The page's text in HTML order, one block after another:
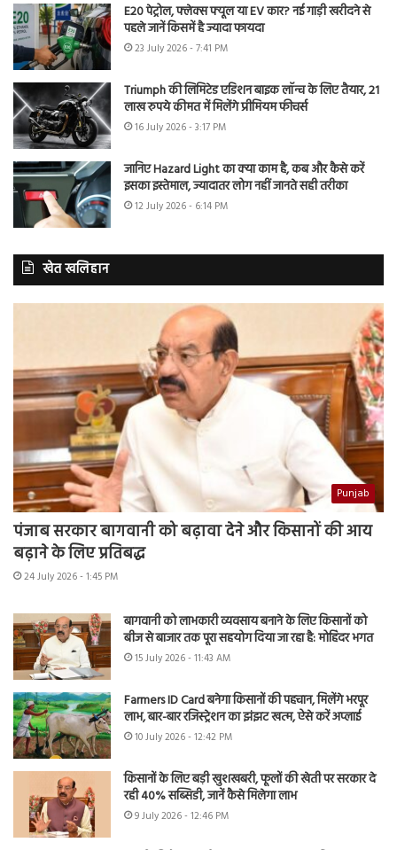
E20 पेट्रोल, फ्लेक्स फ्यूल या EV कार? नई गाड़ी खरीदने से
पहले जानें किसमें है ज्यादा फायदा
23 July 2026 - 7:41 PM
Triumph की लिमिटेड एडिशन बाइक लॉन्च के लिए तैयार, 21
लाख रुपये कीमत में मिलेंगे प्रीमियम फीचर्स
16 July 2026 - 3:17 PM
जानिए Hazard Light का क्या काम है, कब और कैसे करें
इसका इस्तेमाल, ज्यादातर लोग नहीं जानते सही तरीका
12 July 2026 - 6:14 PM
खेत खलिहान
Punjab
पंजाब सरकार बागवानी को बढ़ावा देने और किसानों की आय
बढ़ाने के लिए प्रतिबद्ध
24 July 2026 - 1:45 PM
बागवानी को लाभकारी व्यवसाय बनाने के लिए किसानों को
बीज से बाजार तक पूरा सहयोग दिया जा रहा है: मोहिंदर भगत
15 July 2026 - 11:43 AM
Farmers ID Card बनेगा किसानों की पहचान, मिलेंगे भरपूर
लाभ, बार-बार रजिस्ट्रेशन का झंझट खत्म, ऐसे करें अप्लाई
10 July 2026 - 12:42 PM
किसानों के लिए बड़ी खुशखबरी, फूलों की खेती पर सरकार दे
रही 40% सब्सिडी, जानें कैसे मिलेगा लाभ
9 July 2026 - 12:46 PM